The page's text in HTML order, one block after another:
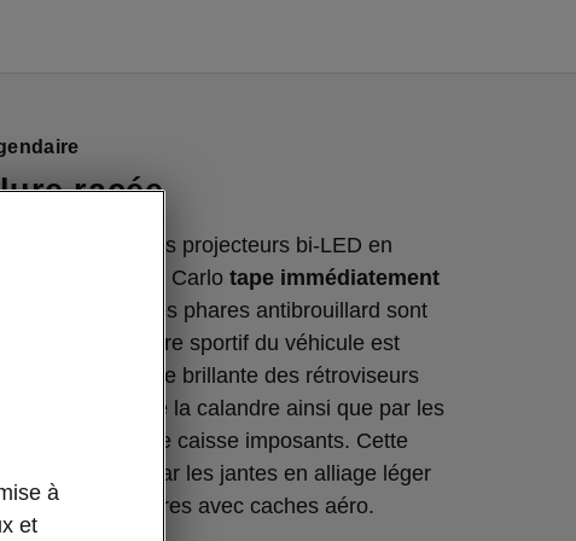
racée
et ses projecteurs bi-LED en
Fabia Monte Carlo tape immédiatement
. Bien entendu, les phares antibrouillard sont
série. Le caractère sportif du véhicule est
la peinture noire brillante des rétroviseurs
par l’habillage de la calandre ainsi que par les
et les bas de caisse imposants. Cette
est complétée par les jantes en alliage léger
de série, noires avec caches aéro.
à
et